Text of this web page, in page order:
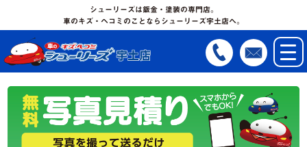
シューリーズは鈑金・塗装の専門店。
車のキズ・ヘコミのことならシューリーズ宇土店へ。